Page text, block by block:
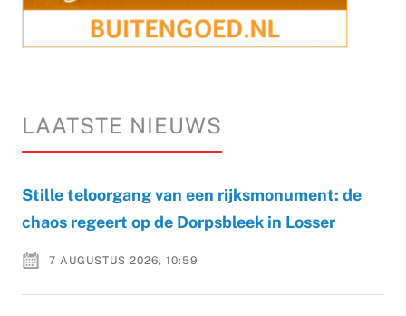
LAATSTE NIEUWS
Stille teloorgang van een rijksmonument: de
chaos regeert op de Dorpsbleek in Losser
7 AUGUSTUS 2026, 10:59